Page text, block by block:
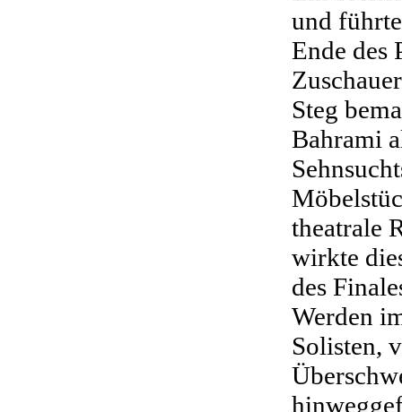
und
Ende des
Steg
Bahrami
theatrale
wirkte
des
Werden
Solisten,